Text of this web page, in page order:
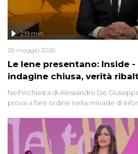
Le Iene presentano: Inside -
indagine chiusa, verità
219 min
26 maggio 2026
Nell'inchiesta di Alessandro De
prova a fare ordine nella miriade di
giudiziarie più discusse degli ultimi anni.
vicenda mettendo in fila
controversi e i protagonisti di